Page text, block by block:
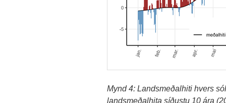
Mynd 4: Landsmeðalhiti hvers
landsmeðalhita síðustu 10 ára